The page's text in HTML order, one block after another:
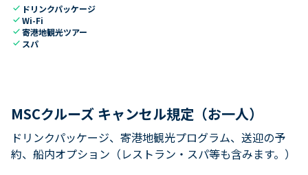
check ドリンクパッケージ
checkWi-Fi
check寄港地観光ツアー
check スパ
MSCクルーズ キャンセル規定（お一人）
ドリンクパッケージ、寄港地観光プログラム、送迎の予
約、船内オプション（レストラン・スパ等も含みます。）